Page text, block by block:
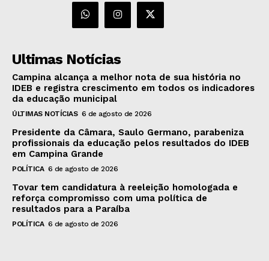
Ultimas Notícias
Campina alcança a melhor nota de sua história no
IDEB e registra crescimento em todos os indicadores
da educação municipal
ÚLTIMAS NOTÍCIAS 6 de agosto de 2026
Presidente da Câmara, Saulo Germano, parabeniza
profissionais da educação pelos resultados do IDEB
em Campina Grande
POLÍTICA 6 de agosto de 2026
Tovar tem candidatura à reeleição homologada e
reforça compromisso com uma política de
resultados para a Paraíba
POLÍTICA 6 de agosto de 2026